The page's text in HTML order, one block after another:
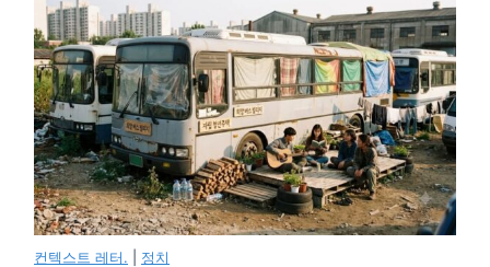
컨텍스트 레터. 정치